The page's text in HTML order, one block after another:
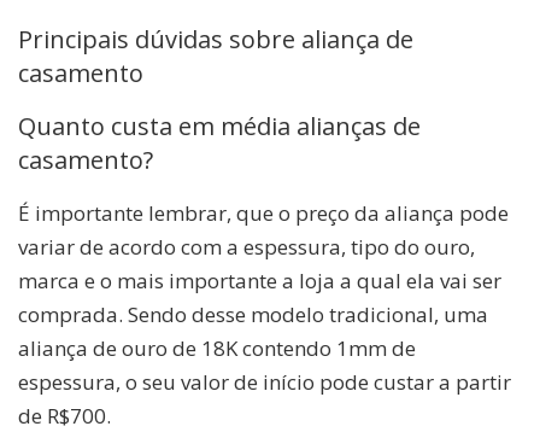
Principais dúvidas sobre aliança de
casamento
Quanto custa em média alianças de
casamento?
É importante lembrar, que o preço da aliança pode
variar de acordo com a espessura, tipo do ouro,
marca e o mais importante a loja a qual ela vai ser
comprada. Sendo desse modelo tradicional, uma
aliança de ouro de 18K contendo 1mm de
espessura, o seu valor de início pode custar a partir
de R$700.